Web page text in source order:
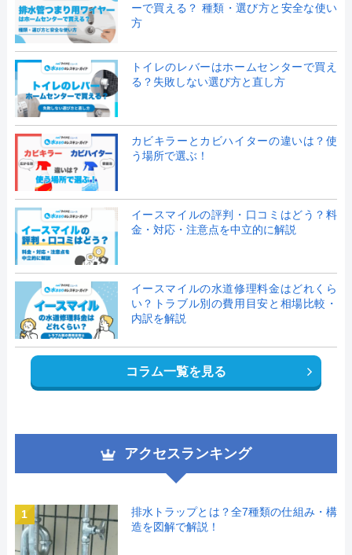
ーで買える？ 種類・選び方と安全な使い
方
トイレのレバーはホームセンターで買え
る？失敗しない選び方と直し方
カビキラーとカビハイターの違いは？使
う場所で選ぶ！
イースマイルの評判・口コミはどう？料
金・対応・注意点を中立的に解説
イースマイルの水道修理料金はどれくら
い？トラブル別の費用目安と相場比較・
内訳を解説
コラム一覧を見る
アクセスランキング
1
排水トラップとは？全7種類の仕組み・構
造を図解で解説！